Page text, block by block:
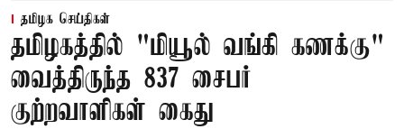
தமிழக செய்திகள்
தமிழகத்தில் "மியூல் வங்கி கணக்கு"
வைத்திருந்த 837 சைபர்
குற்றவாளிகள் கைது